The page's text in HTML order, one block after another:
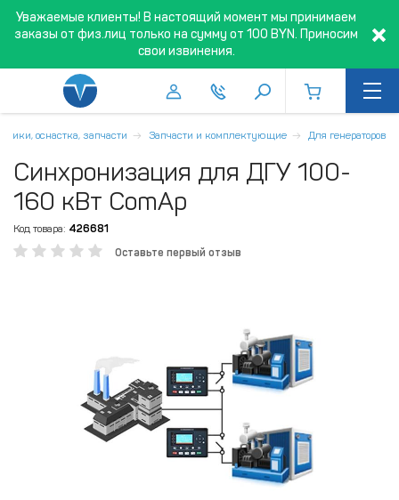
Уважаемые клиенты! В настоящий момент мы принимаем
заказы от физ.лиц только на сумму от 100 BYN. Приносим
свои извинения.
оснастка, запчасти Запчасти и комплектующие Для генераторов
Синхронизация для ДГУ 100-
160 кВт ComAp
Код товара: 426681
Оставьте первый отзыв